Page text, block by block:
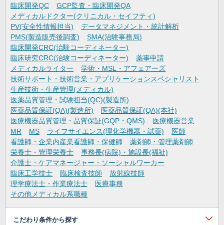
臨床開発QC
GCP監査・臨床開発QA
メディカルドクター(クリニカル・セイフティ)
PV(安全性情報担当)
データマネジメント・統計解析
PMS(製造販売後調査)
SMA(治験事務局)
臨床開発CRC(治験コーディネーター)
臨床研究CRC(治験コーディネーター)
薬事申請
メディカルライター
学術・MSL・アフェアーズ
技術サポート・技術営業・アプリケーションスペシャリスト
生産技術・生産管理(メディカル)
医薬品質管理・試験担当(QC)(製造所)
医薬品質保証(QA)(製造所)
医薬品質保証(QA)(本社)
医療機器品質管理・品質保証(GQP・QMS)
医療機器営業
MR
MS ライフサイエンス(理化学機器・試薬)
医師
看護師・企業内産業看護師・保健師
薬剤師・管理薬剤師
栄養士・管理栄養士
事務長(病院)・施設長(福祉)
介護士・ケアマネージャー・ソーシャルワーカー
臨床工学技士
臨床検査技師
放射線技師
理学療法士・作業療法士
医療事務
その他メディカル系職種
こだわり条件から探す